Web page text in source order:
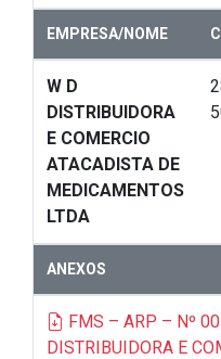
EMPRESA/NOME
W D
DISTRIBUIDORA
E COMERCIO
ATACADISTA DE
MEDICAMENTOS
LTDA
ANEXOS
FMS – ARP – Nº
DISTRIBUIDORA E